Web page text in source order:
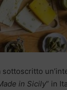
sottoscritto
in Sicily” in